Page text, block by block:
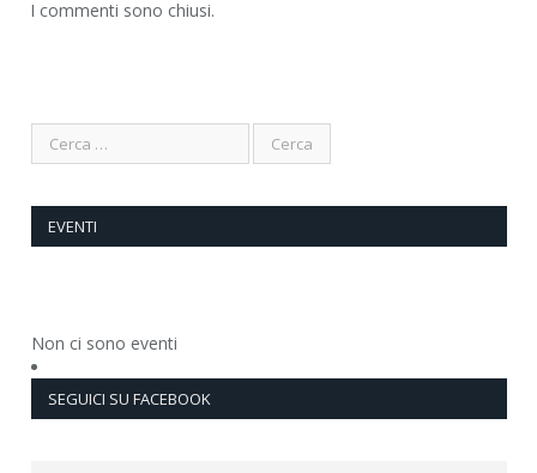
I commenti sono chiusi.
EVENTI
Non ci sono eventi
SEGUICI SU FACEBOOK